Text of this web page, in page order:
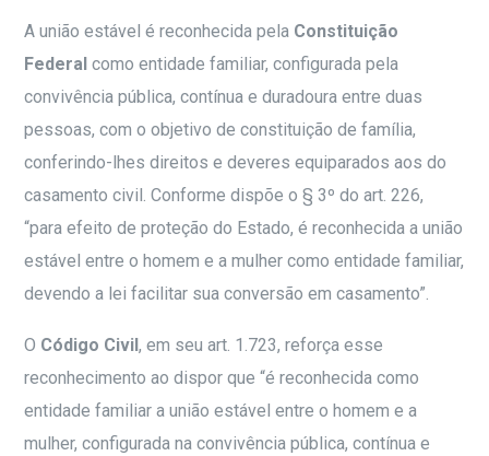
A união estável é reconhecida pela Constituição
Federal como entidade familiar, configurada pela
convivência pública, contínua e duradoura entre duas
pessoas, com o objetivo de constituição de família,
conferindo-lhes direitos e deveres equiparados aos do
casamento civil. Conforme dispõe o § 3º do art. 226,
“para efeito de proteção do Estado, é reconhecida a união
estável entre o homem e a mulher como entidade familiar,
devendo a lei facilitar sua conversão em casamento”.
O Código Civil, em seu art. 1.723, reforça esse
reconhecimento ao dispor que “é reconhecida como
entidade familiar a união estável entre o homem e a
mulher, configurada na convivência pública, contínua e